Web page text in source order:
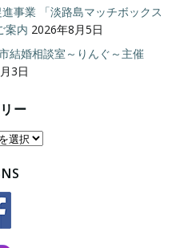
事業 「淡路島マッチボックス
案内 2026年8月5日
結婚相談室～りんぐ～主催
3日
ー